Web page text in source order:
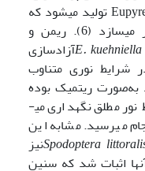
دو فرم اسپرم شامل: Apyrene و Eupyrene تولید می­شود که
تنها اسپرم Eupyrene تخم را بارور می­سازد (6). ریمن و
E. kuehniellaآزادسازی
شرایط نوری متناوب
به‌صورت ریتمیک بوده
مطلق نگهداری می­
می‍رسید. مشابه این
Spodoptera(Lep: Noctuidae)نیز
پژوهش آن­ها اثبات شد که سنین